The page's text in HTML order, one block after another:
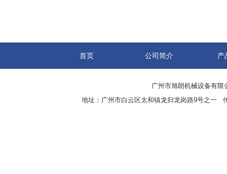
首页 公司简介 产
广州市旭朗机械设备有限
地址：广州市白云区太和镇龙归龙岗路9号之一